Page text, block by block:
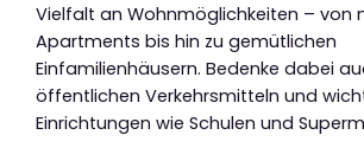
Vielfalt an Wohnmöglichkeiten – von
Apartments bis hin zu gemütlichen
Einfamilienhäusern. Bedenke dabei
öffentlichen Verkehrsmitteln und
Einrichtungen wie Schulen und